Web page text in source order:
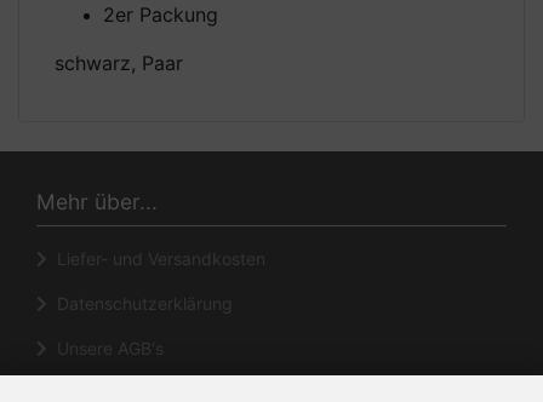
2er Packung
schwarz, Paar
Mehr über...
Liefer- und Versandkosten
Datenschutzerklärung
Unsere AGB's